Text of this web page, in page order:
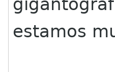
estamos